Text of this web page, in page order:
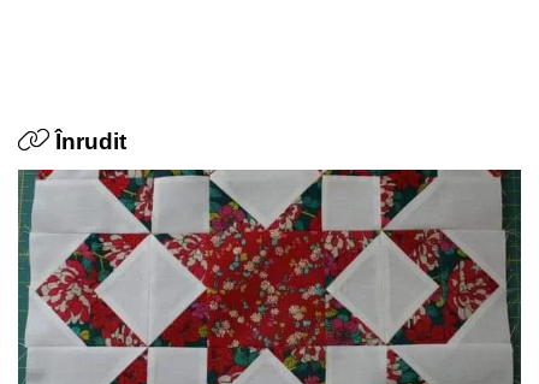
Înrudit